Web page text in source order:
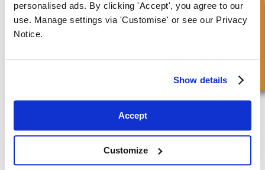
personalised ads. By clicking 'Accept', you agree to our
use. Manage settings via 'Customise' or see our Privacy
Notice.
Show details
Accept
Customize
Klik om het volledige artikel te lezen
Snel onderzoek